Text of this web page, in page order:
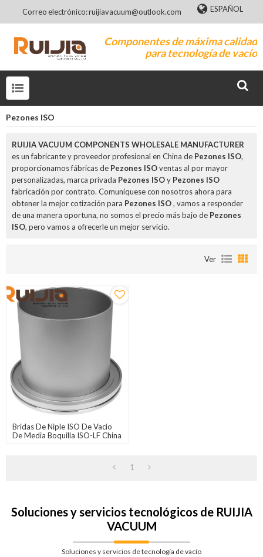
Correo electrónico: ruijiavacuum@outlook.com ESPAÑOL
Componentes de máxima calidad
para tecnología de vacío
Pezones ISO
RUIJIA VACUUM COMPONENTS WHOLESALE MANUFACTURER
es un fabricante y proveedor profesional en China de Pezones ISO,
proporcionamos fábricas de Pezones ISOventas al por mayor
personalizadas, marca privada Pezones ISOy Pezones ISO
fabricación por contrato. Comuníquese con nosotros ahora para
obtener la mejor cotización para Pezones ISO, vamos a responder
de una manera oportuna, no somos el precio más bajo de Pezones
ISO, pero vamos a ofrecerle un mejor servicio.
Ver
Bridas De Niple ISO De Vacío
De Media Boquilla ISO-LF China
1
Soluciones y servicios tecnológicos de RUIJIA
VACUUM
Soluciones y servicios de tecnología de vacío